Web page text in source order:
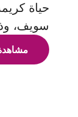
سويف، وذلك لتسليم 100 مشروع